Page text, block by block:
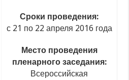
Сроки проведения:
с 21 по 22 апреля 2016 года
Место проведения
пленарного заседания:
Всероссийская